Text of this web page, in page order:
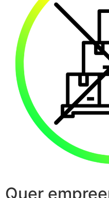
Quer